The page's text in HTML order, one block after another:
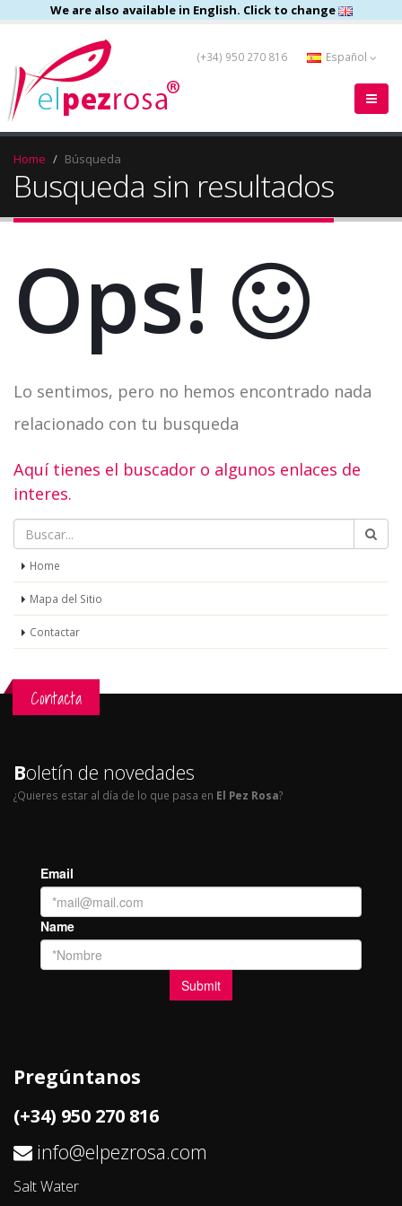
We are also available in English. Click to change
(+34) 950 270 816 Español
Home Búsqueda
Busqueda sin resultados
Ops!
Lo sentimos, pero no hemos encontrado nada
relacionado con tu busqueda
Aquí tienes el buscador o algunos enlaces de
interes.
Home
Mapa del Sitio
Contactar
Contacta
Boletín de novedades
¿Quieres estar al día de lo que pasa en El Pez Rosa?
Pregúntanos
(+34) 950 270 816
info@elpezrosa.com
Salt Water